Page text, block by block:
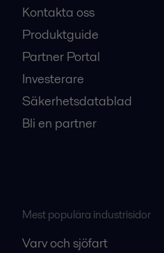
Kontakta oss
Produktguide
Partner Portal
Investerare
Säkerhetsdatablad
Bli en partner
Mest populära industrisidor
Varv och sjöfart